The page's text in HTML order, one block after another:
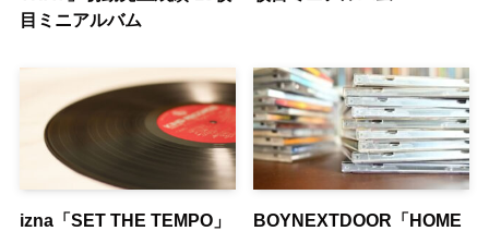
目ミニアルバム
izna「SET THE TEMPO」
BOYNEXTDOOR「HOME